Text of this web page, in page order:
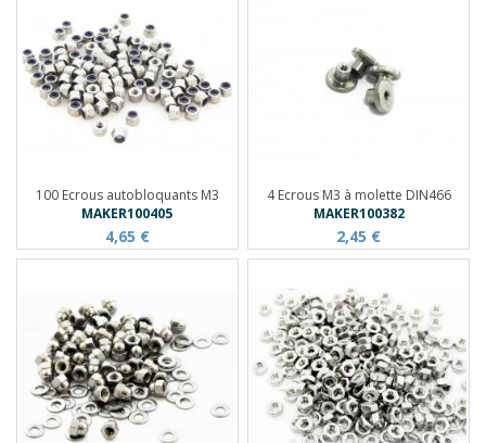
100 Ecrous autobloquants M3
MAKER100405
4,65 €
4 Ecrous M3 à molette DIN466
MAKER100382
2,45 €